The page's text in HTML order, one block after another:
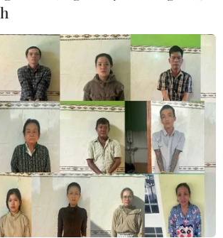
tiêu hủy hàng hóa nhập lập,
gốc xuất xứ
không rõ nguồn gốc xuất xứ, hàng
trái phép trên thị trường bị tịch thu,
tay bảo hộ, đồ chơi trẻ em, thực
300 triệu đồng.